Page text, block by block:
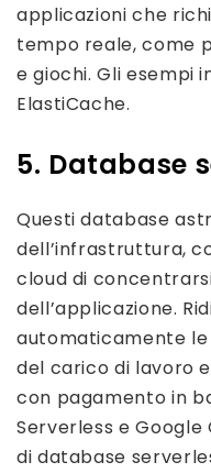
applicazioni che
tempo reale, come
e giochi. Gli esempi
ElastiCache.
5. Database
Questi database
dell’infrastruttura,
cloud di
dell’applicazione.
automaticamente
del carico di lavoro
con pagamento in
Serverless e Google
di database